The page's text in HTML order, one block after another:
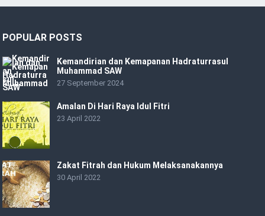
POPULAR POSTS
Kemandirian dan Kemapanan Hadraturrasul
Muhammad SAW
27 September 2024
Amalan Di Hari Raya Idul Fitri
23 April 2022
Zakat Fitrah dan Hukum Melaksanakannya
30 April 2022